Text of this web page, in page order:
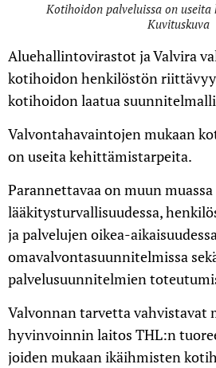
Kotihoidon palveluissa on
Kuvituskuva
Aluehallintovirastot ja Valvira
kotihoidon henkilöstön
kotihoidon laatua
Valvontahavaintojen mukaan
on useita kehittämistarpeita.
Parannettavaa on muun muassa
lääkitysturvallisuudessa,
ja palvelujen oikea-
omavalvontasuunnitelmissa
palvelusuunnitelmien
Valvonnan tarvetta vahvistavat
hyvinvoinnin laitos THL:n
joiden mukaan ikäihmisten